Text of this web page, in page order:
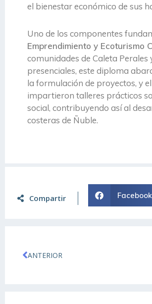
el bienestar económico de sus
Uno de los componentes
Emprendimiento y Ecoturismo
comunidades de Caleta
presenciales, este diploma
la formulación de proyectos, y
impartieron talleres prácticos
social, contribuyendo así al
costeras de Ñuble.
Compartir Facebook
ANTERIOR